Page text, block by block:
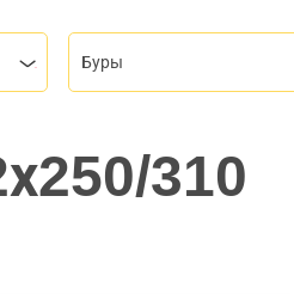
Буры
310